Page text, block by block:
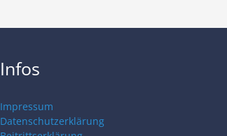
Infos
Impressum
Datenschutzerklärung